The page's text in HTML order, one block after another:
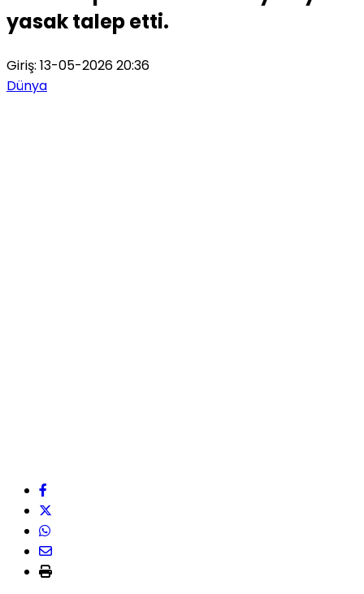
yasak talep etti.
Giriş: 13-05-2026 20:36
Dünya